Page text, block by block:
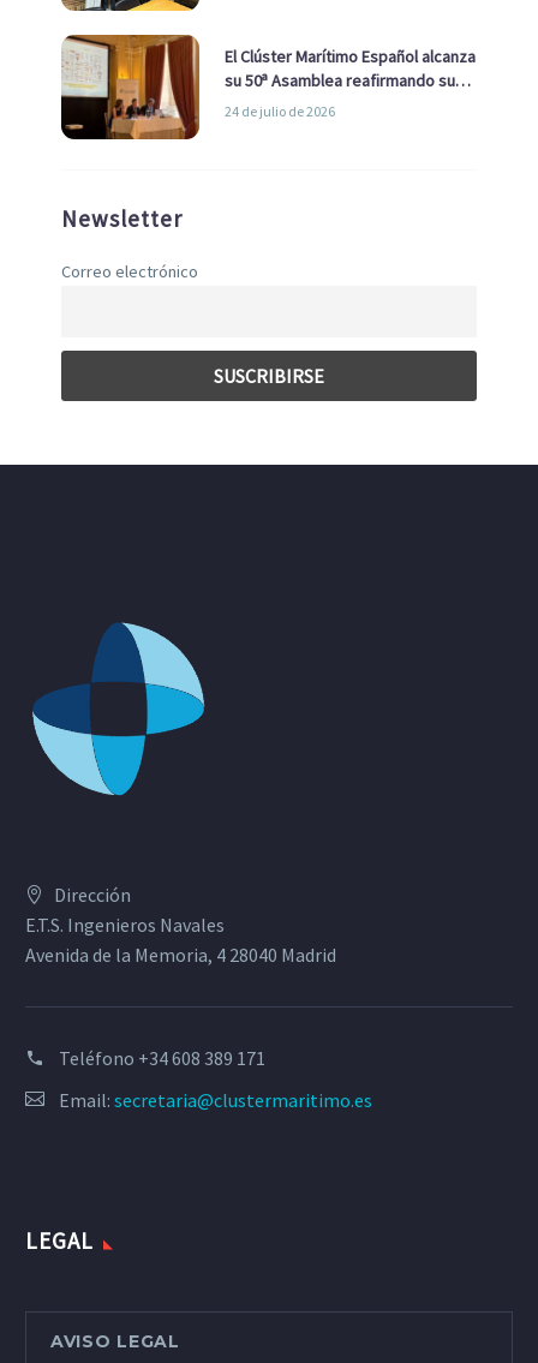
El Clúster Marítimo Español alcanza
su 50ª Asamblea reafirmando su
liderazgo en la Economía Azul
24 de julio de 2026
Newsletter
Correo electrónico
Dirección
E.T.S. Ingenieros Navales
Avenida de la Memoria, 4 28040 Madrid
Teléfono +34 608 389 171
Email: secretaria@clustermaritimo.es
LEGAL
AVISO LEGAL